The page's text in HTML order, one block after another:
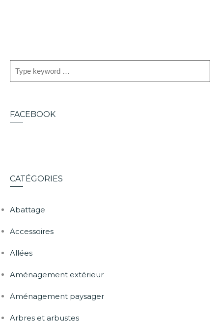
FACEBOOK
CATÉGORIES
Abattage
Accessoires
Allées
Aménagement extérieur
Aménagement paysager
Arbres et arbustes